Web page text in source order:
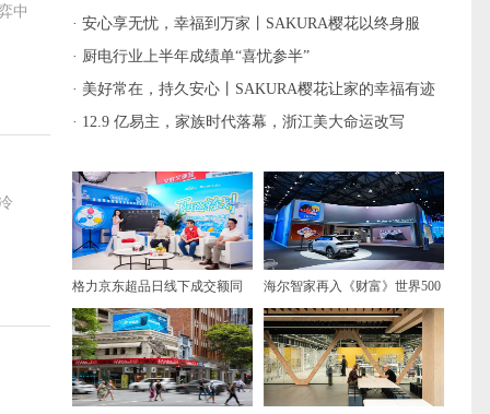
中
· 安心享无忧，幸福到万家丨SAKURA樱花以终身服
务，让日常更有温度
· 厨电行业上半年成绩单“喜忧参半”
· 美好常在，持久安心丨SAKURA樱花让家的幸福有迹
可循
· 12.9 亿易主，家族时代落幕，浙江美大命运改写
格力京东超品日线下成交额同
比增长117%！ 全品类产品实现
全面增长
海尔智家再入《财富》世界500
强，排名上升12位